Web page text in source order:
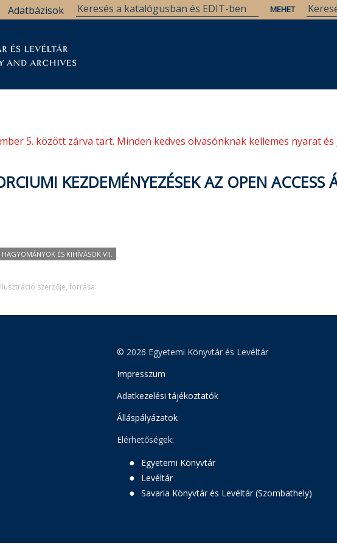
Adatbázisok
5. között zárva tart. Minden kedves olvasónknak kellemes nyarat
KEZDEMÉNYEZÉSEK AZ OPEN ACCESS
HAGYOMÁNYOK ÉS KIHÍVÁSOK VII.
szerzője, forrása:
© 2026 Egyetemi Könyvtár és Levéltár
Impresszum
Adatkezelési tájékoztatók
Álláspályázatok
Elérhetőségek:
Egyetemi Könyvtár
Levéltár
Savaria Könyvtár és Levéltár (Szombathely)